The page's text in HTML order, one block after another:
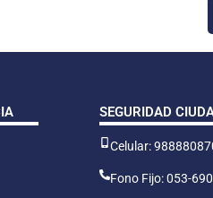
SEGURIDAD
Celular:
Fono Fijo: 053-